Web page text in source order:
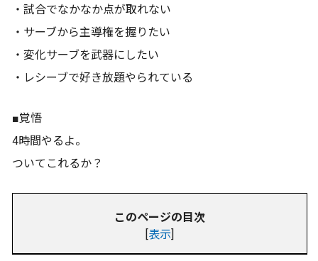
・試合でなかなか点が取れない
・サーブから主導権を握りたい
・変化サーブを武器にしたい
・レシーブで好き放題やられている
■覚悟
4時間やるよ。
ついてこれるか？
このページの目次
[表示]